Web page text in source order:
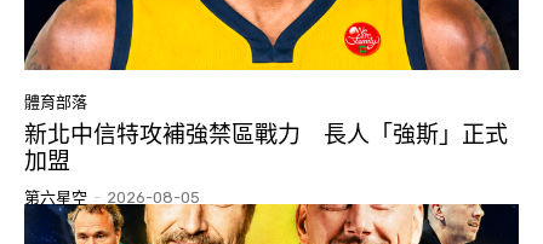
體育部落
新北中信特攻補強禁區戰力 長人「強斯」正式
加盟
第六星空 - 2026-08-05